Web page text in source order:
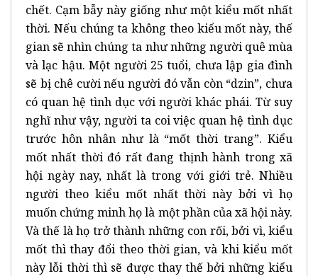
chết. Cạm bẫy này giống như một kiểu mốt nhất
thời. Nếu chúng ta không theo kiểu mốt này, thế
gian sẽ nhìn chúng ta như những người quê mùa
và lạc hậu. Một người 25 tuổi, chưa lập gia đình
sẽ bị chê cười nếu người đó vẫn còn “dzin”, chưa
có quan hệ tình dục với người khác phái. Từ suy
nghĩ như vậy, người ta coi việc quan hệ tình dục
trước hôn nhân như là “mốt thời trang”. Kiểu
mốt nhất thời đó rất đang thịnh hành trong xã
hội ngày nay, nhất là trong với giới trẻ. Nhiều
người theo kiểu mốt nhất thời này bởi vì họ
muốn chứng minh họ là một phần của xã hội này.
Và thế là họ trở thành những con rối, bởi vì, kiểu
mốt thì thay đổi theo thời gian, và khi kiểu mốt
này lỗi thời thì sẽ được thay thế bởi những kiểu